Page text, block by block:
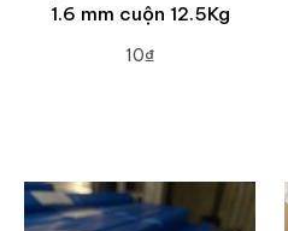
1.6 mm cuộn 12.5Kg
10₫